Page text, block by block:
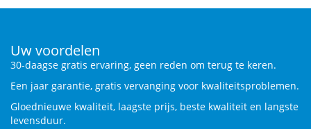
Uw voordelen
30-daagse gratis ervaring, geen reden om terug te keren.
Een jaar garantie, gratis vervanging voor kwaliteitsproblemen.
Gloednieuwe kwaliteit, laagste prijs, beste kwaliteit en langste
levensduur.